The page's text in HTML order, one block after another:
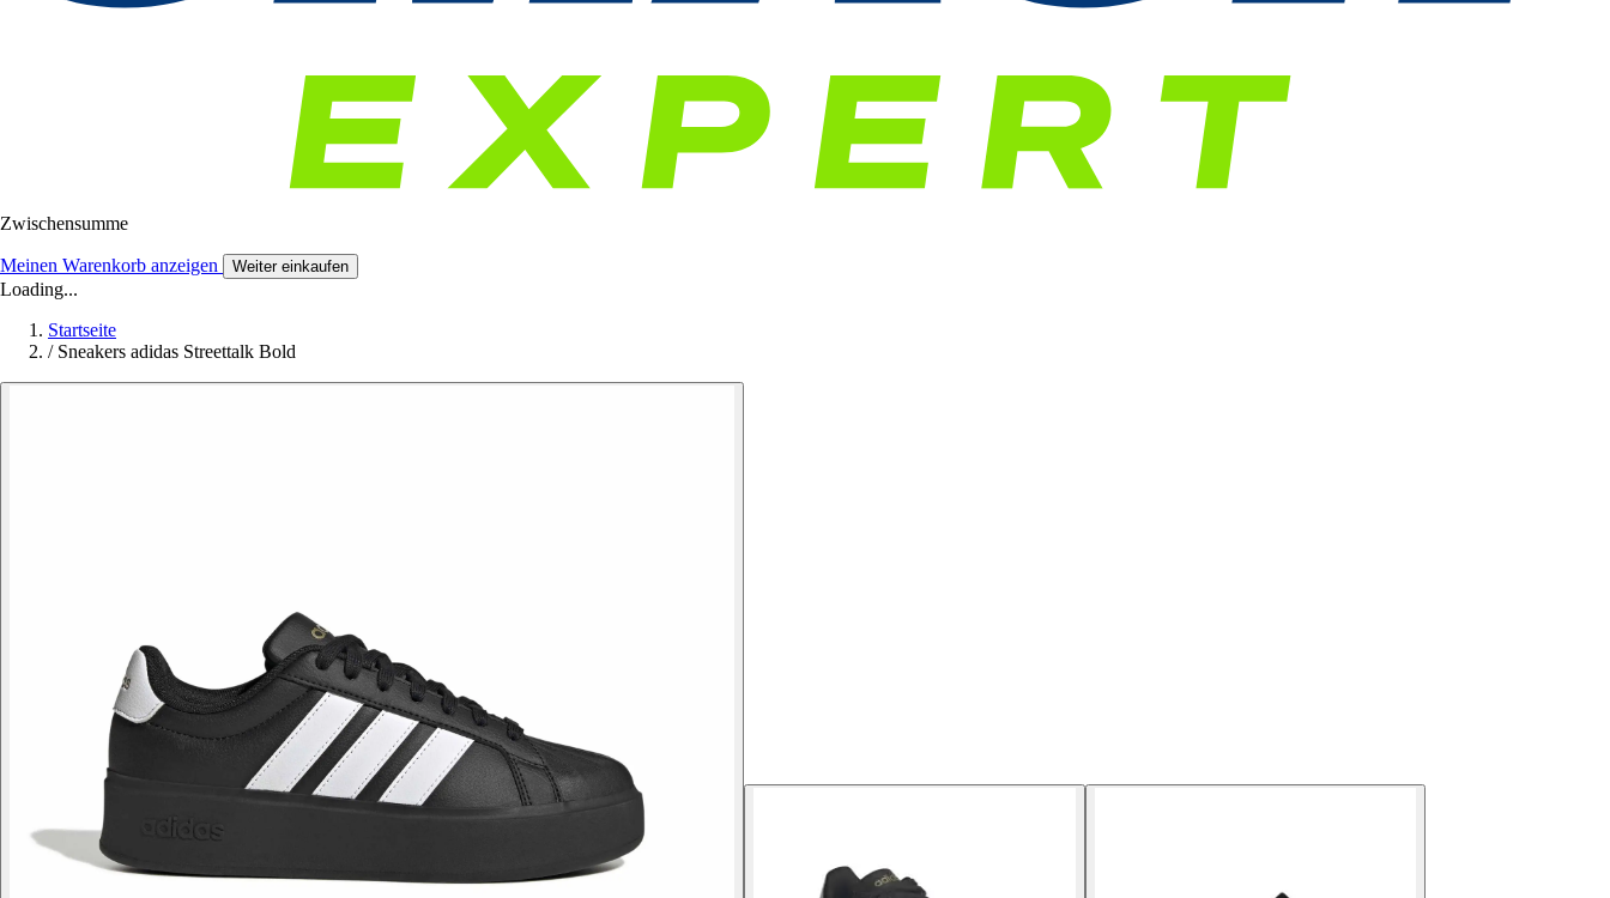
Zwischensumme
Meinen Warenkorb anzeigen Weiter einkaufen
Loading...
Startseite
/ Sneakers adidas Streettalk Bold